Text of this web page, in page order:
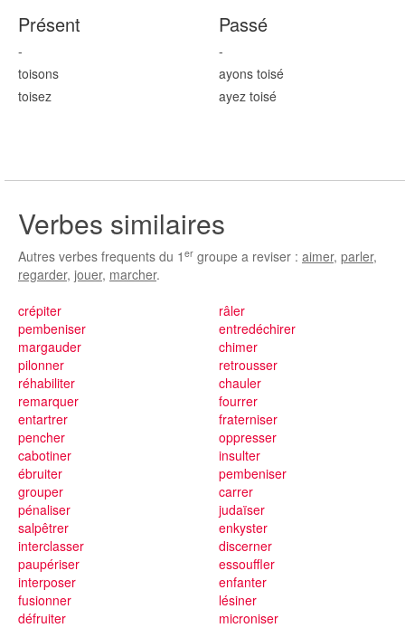
Présent
-
toisons
toisez
Passé
-
ayons toisé
ayez toisé
Verbes similaires
Autres verbes frequents du 1 er groupe a reviser : aimer, parler,
regarder, jouer, marcher.
crépiter
pembeniser
margauder
pilonner
réhabiliter
remarquer
entartrer
pencher
cabotiner
râler
entredéchirer
chimer
retrousser
chauler
fourrer
fraterniser
oppresser
insulter
ébruiter
grouper
pénaliser
salpêtrer
interclasser
paupériser
interposer
fusionner
défruiter
pembeniser
carrer
judaïser
enkyster
discerner
essouffler
enfanter
lésiner
microniser